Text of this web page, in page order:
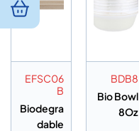
BDB8
Bio Bowl
8Oz
EFSC06
B
Biodegra
dable